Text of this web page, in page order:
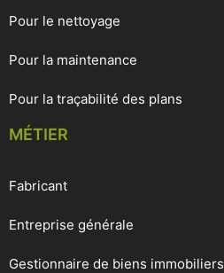
Pour le nettoyage
Pour la maintenance
Pour la traçabilité des plans
MÉTIER
Fabricant
Entreprise générale
Gestionnaire de biens immobiliers